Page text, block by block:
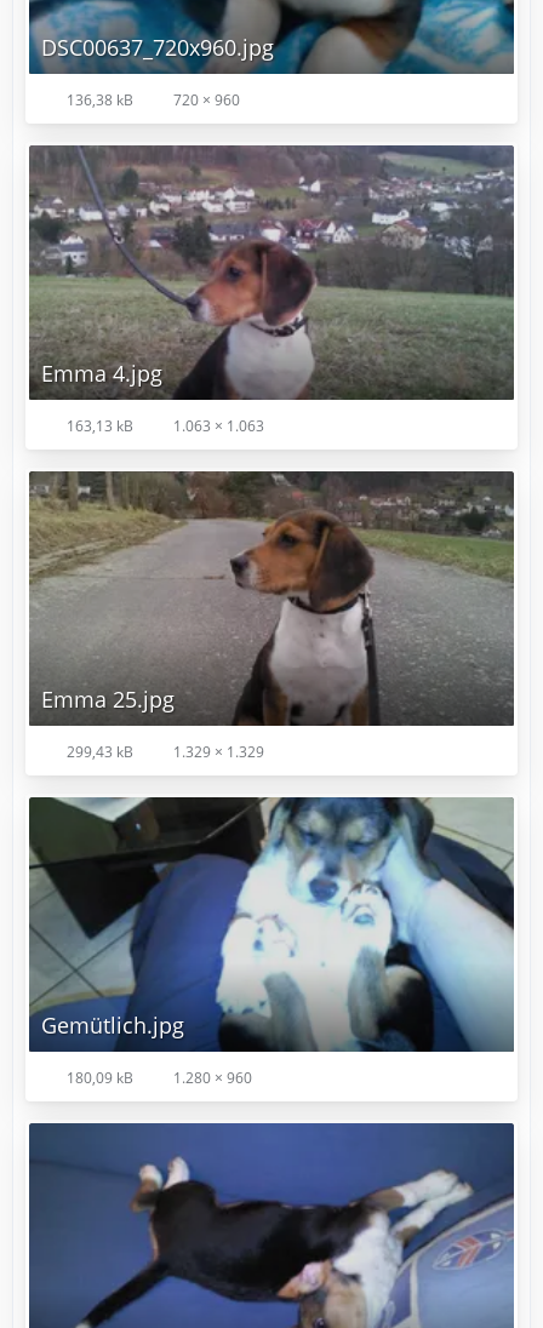
DSC00637_720x960.jpg
136,38 kB 720 × 960
Emma 4.jpg
163,13 kB 1.063 × 1.063
Emma 25.jpg
299,43 kB 1.329 × 1.329
Gemütlich.jpg
180,09 kB 1.280 × 960